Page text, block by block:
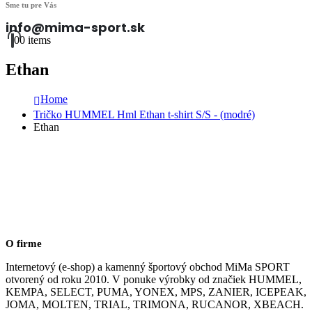
Sme tu pre Vás
info@mima-sport.sk
00 items
Ethan
Home
Tričko HUMMEL Hml Ethan t-shirt S/S - (modré)
Ethan
O firme
Internetový (e-shop) a kamenný športový obchod MiMa SPORT
otvorený od roku 2010. V ponuke výrobky od značiek HUMMEL,
KEMPA, SELECT, PUMA, YONEX, MPS, ZANIER, ICEPEAK,
JOMA, MOLTEN, TRIAL, TRIMONA, RUCANOR, XBEACH.